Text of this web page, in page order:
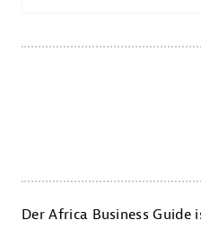
Der Africa Business Guide